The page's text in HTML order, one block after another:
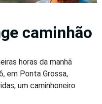
caminhão
horas da manhã
em Ponta Grossa,
um caminhoneiro